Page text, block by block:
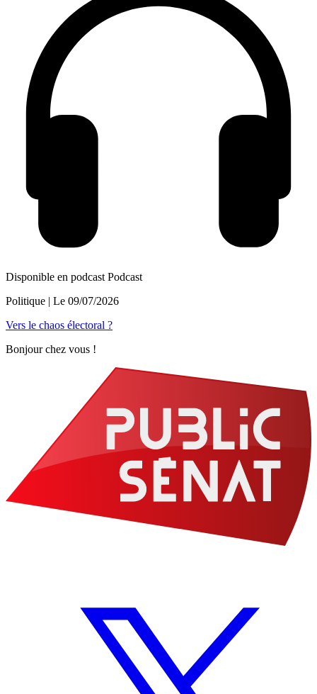
Disponible en podcast Podcast
Politique | Le 09/07/2026
Vers le chaos électoral ?
Bonjour chez vous !